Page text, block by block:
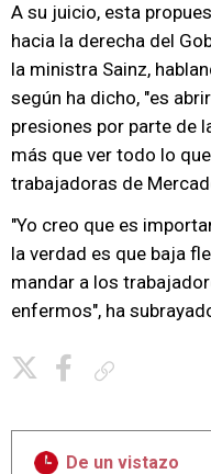
A su juicio, esta
hacia la derecha del
la ministra Sainz,
según ha dicho, "es
presiones por parte de
más que ver todo lo
trabajadoras de
"Yo creo que es
la verdad es que baja
mandar a los
enfermos", ha
De un vistazo